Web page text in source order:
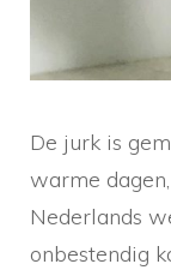
De jurk is
warme
Nederlands
onbestendig